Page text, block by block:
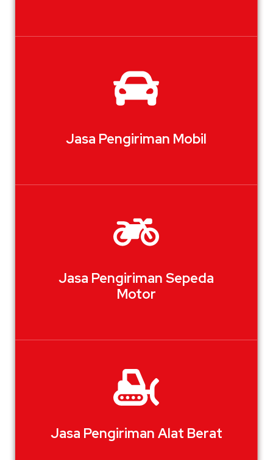
Jasa Pengiriman Mobil
Jasa Pengiriman Sepeda
Motor
Jasa Pengiriman Alat Berat